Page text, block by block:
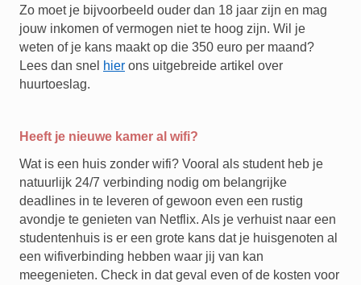
Zo moet je bijvoorbeeld ouder dan 18 jaar zijn en mag
jouw inkomen of vermogen niet te hoog zijn. Wil je
weten of je kans maakt op die 350 euro per maand?
Lees dan snel hier ons uitgebreide artikel over
huurtoeslag.
Heeft je nieuwe kamer al wifi?
Wat is een huis zonder wifi? Vooral als student heb je
natuurlijk 24/7 verbinding nodig om belangrijke
deadlines in te leveren of gewoon even een rustig
avondje te genieten van Netflix. Als je verhuist naar een
studentenhuis is er een grote kans dat je huisgenoten al
een wifiverbinding hebben waar jij van kan
meegenieten. Check in dat geval even of de kosten voor